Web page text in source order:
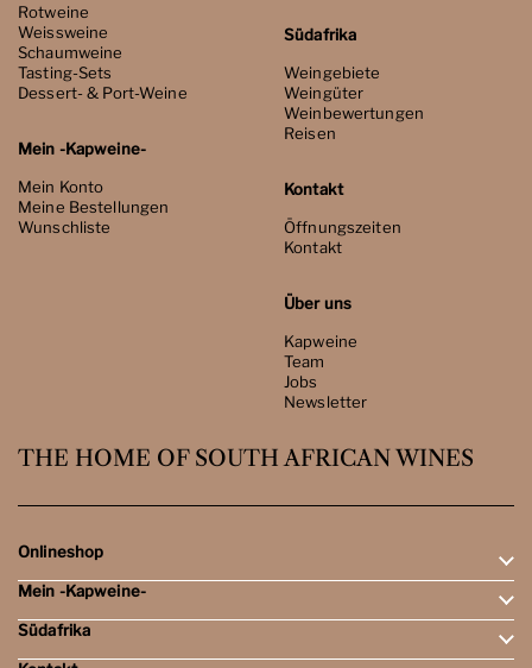
Rotweine
Weissweine
Schaumweine
Tasting-Sets
Dessert- & Port-Weine
Mein -Kapweine-
Mein Konto
Meine Bestellungen
Wunschliste
Südafrika
Weingebiete
Weingüter
Weinbewertungen
Reisen
Kontakt
Öffnungszeiten
Kontakt
Über uns
Kapweine
Team
Jobs
Newsletter
THE HOME OF SOUTH AFRICAN WINES
Onlineshop
Rotweine
Weissweine
Schaumweine
Tasting-Sets
Mein -Kapweine-
Mein Konto
Meine Bestellungen
Südafrika